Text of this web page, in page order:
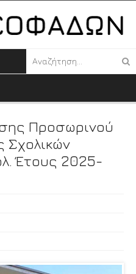
Προσωρινού
Σχολικών
Έτους 2025-